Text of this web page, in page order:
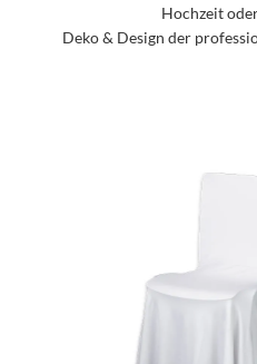
Hochzeit
Deko & Design der